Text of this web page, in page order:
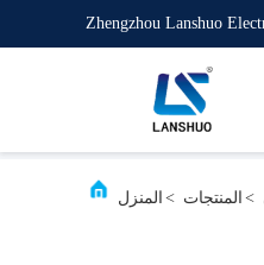
Zhengzhou Lanshuo
المنزل > المنتجات >